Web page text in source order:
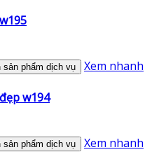
sản phẩm dịch vụ Xem nhanh
w194
sản phẩm dịch vụ Xem nhanh